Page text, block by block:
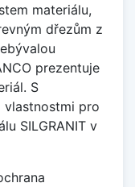
materiálu,
dřezům z
prezentuje
S
vlastnostmi pro
SILGRANIT v